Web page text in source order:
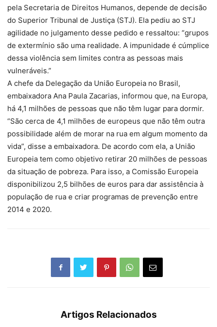
pela Secretaria de Direitos Humanos, depende de decisão
do Superior Tribunal de Justiça (STJ). Ela pediu ao STJ
agilidade no julgamento desse pedido e ressaltou: “grupos
de extermínio são uma realidade. A impunidade é cúmplice
dessa violência sem limites contra as pessoas mais
vulneráveis.”
A chefe da Delegação da União Europeia no Brasil,
embaixadora Ana Paula Zacarias, informou que, na Europa,
há 4,1 milhões de pessoas que não têm lugar para dormir.
“São cerca de 4,1 milhões de europeus que não têm outra
possibilidade além de morar na rua em algum momento da
vida”, disse a embaixadora. De acordo com ela, a União
Europeia tem como objetivo retirar 20 milhões de pessoas
da situação de pobreza. Para isso, a Comissão Europeia
disponibilizou 2,5 bilhões de euros para dar assistência à
população de rua e criar programas de prevenção entre
2014 e 2020.
Artigos Relacionados